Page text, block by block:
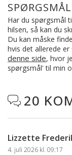
Har du spørgsmål
hilsen, så kan du
Du kan måske
hvis det allerede
denne side, hvor
spørgsmål' til min
 20
Lizzette
4. juli 2026 kl. 09:17